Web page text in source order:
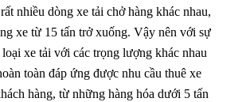
nhiều dòng xe tải chở hàng khác nhau,
xe từ 15 tấn trở xuống. Vậy nên với sự
loại xe tải với các trọng lượng khác nhau
toàn đáp ứng được nhu cầu thuê xe
hàng, từ những hàng hóa dưới 5 tấn